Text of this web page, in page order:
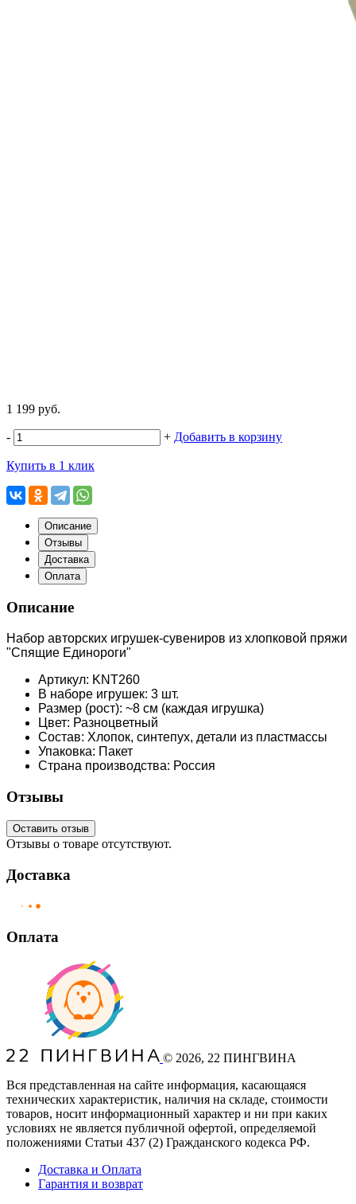
1 199 руб.
- + Добавить в корзину
Купить в 1 клик
Описание
Отзывы
Доставка
Оплата
Описание
Набор авторских игрушек-сувениров из хлопковой пряжи
"Спящие Единороги"
Артикул: KNT260
В наборе игрушек: 3 шт.
Размер (рост): ~8 см (каждая игрушка)
Цвет: Разноцветный
Состав: Хлопок, синтепух, детали из пластмассы
Упаковка: Пакет
Страна производства: Россия
Отзывы
Оставить отзыв
Отзывы о товаре отсутствуют.
Доставка
Оплата
© 2026, 22 ПИНГВИНА
Вся представленная на сайте информация, касающаяся
технических характеристик, наличия на складе, стоимости
товаров, носит информационный характер и ни при каких
условиях не является публичной офертой, определяемой
положениями Статьи 437 (2) Гражданского кодекса РФ.
Доставка и Оплата
Гарантия и возврат